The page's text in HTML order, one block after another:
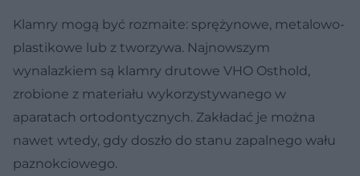
Klamry mogą być rozmaite: sprężynowe, metalowo-
plastikowe lub z tworzywa. Najnowszym
wynalazkiem są klamry drutowe VHO Osthold,
zrobione z materiału wykorzystywanego w
aparatach ortodontycznych. Zakładać je można
nawet wtedy, gdy doszło do stanu zapalnego wału
paznokciowego.